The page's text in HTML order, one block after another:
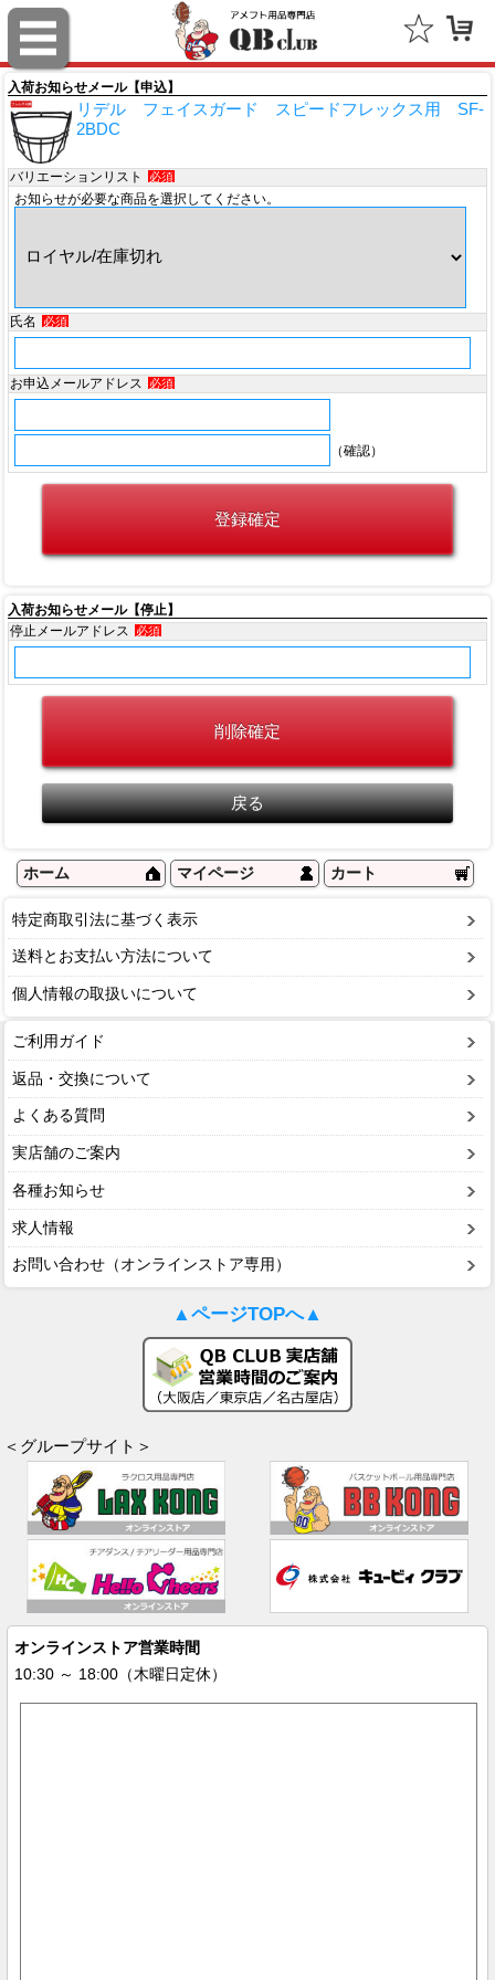
入荷お知らせメール【申込】
リデル フェイスガード スピードフレックス用 SF-
2BDC
バリエーションリスト 必須
お知らせが必要な商品を選択してください。
氏名 必須
お申込メールアドレス 必須
（確認）
入荷お知らせメール【停止】
停止メールアドレス
必須
ホーム マイページ カート
特定商取引法に基づく表示
送料とお支払い方法について
個人情報の取扱いについて
ご利用ガイド
返品・交換について
よくある質問
実店舗のご案内
各種お知らせ
求人情報
お問い合わせ（オンラインストア専用）
▲ページTOPへ▲
＜グループサイト＞
オンラインストア営業時間
10:30 ～ 18:00（木曜日定休）
スポルディング（SPALDING）
ミッチェル＆ネス（Mitchell & Ness）
ポータフォン（PORTAPHONE）
ギルマンギア（Gilman Gear）
すべて